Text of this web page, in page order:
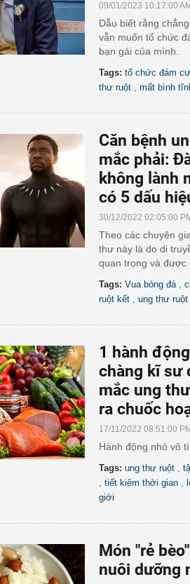
09/01/2023 10:17:00 AM
Dẫu biết rằng
vẫn muốn tổ chức
bạn gái của mình.
Tags: tổ chức đám
thư ruột
mất bình
Căn bệnh
mắc phải:
không lành
có 5 dấu
30/12/2022 02:05:00
Theo các chuyên
thư này là do di
quan trọng và được
Tags: Vua bóng đá
ruột kết
ung thư ruột
1 hành
chàng kĩ sư
mắc ung
ra chuốc
17/11/2022 08:51:00 PM
Hành động nhỏ vô
Tags: ung thư ruột
tiết kiệm thời gian
giới
Món "rẻ
nuôi dưỡng